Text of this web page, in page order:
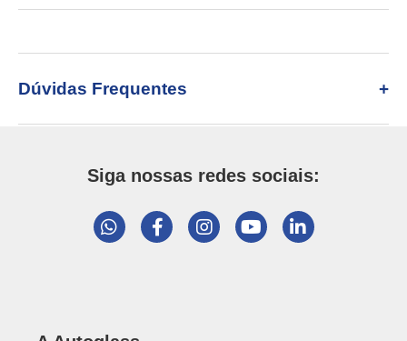
Dúvidas Frequentes
Siga nossas redes sociais: